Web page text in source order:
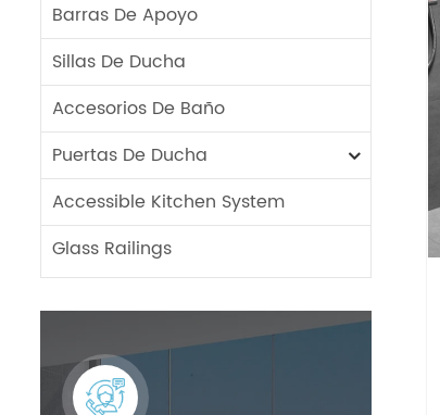
Barras De Apoyo
Sillas De Ducha
Accesorios De Baño
Puertas De Ducha
Accessible Kitchen System
Glass Railings